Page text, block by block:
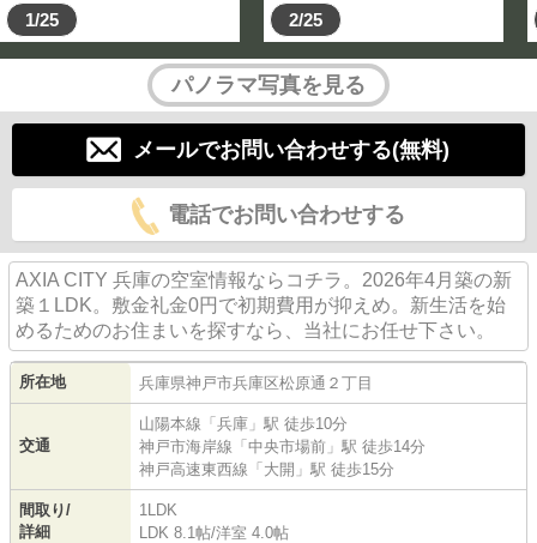
1/25 2/25
パノラマ写真を見る
メールでお問い合わせする(無料)
電話でお問い合わせする
AXIA CITY 兵庫の空室情報ならコチラ。2026年4月築の新
築１LDK。敷金礼金0円で初期費用が抑えめ。新生活を始
めるためのお住まいを探すなら、当社にお任せ下さい。
所在地 兵庫県神戸市兵庫区松原通 ２丁目
交通
山陽本線 「 兵庫 」駅 徒歩10分
神戸市海岸線 「 中央市場前 」駅 徒歩14分
神戸高速東西線 「 大開 」駅 徒歩15分
間取り/
詳細
1LDK
LDK 8.1帖/洋室 4.0帖